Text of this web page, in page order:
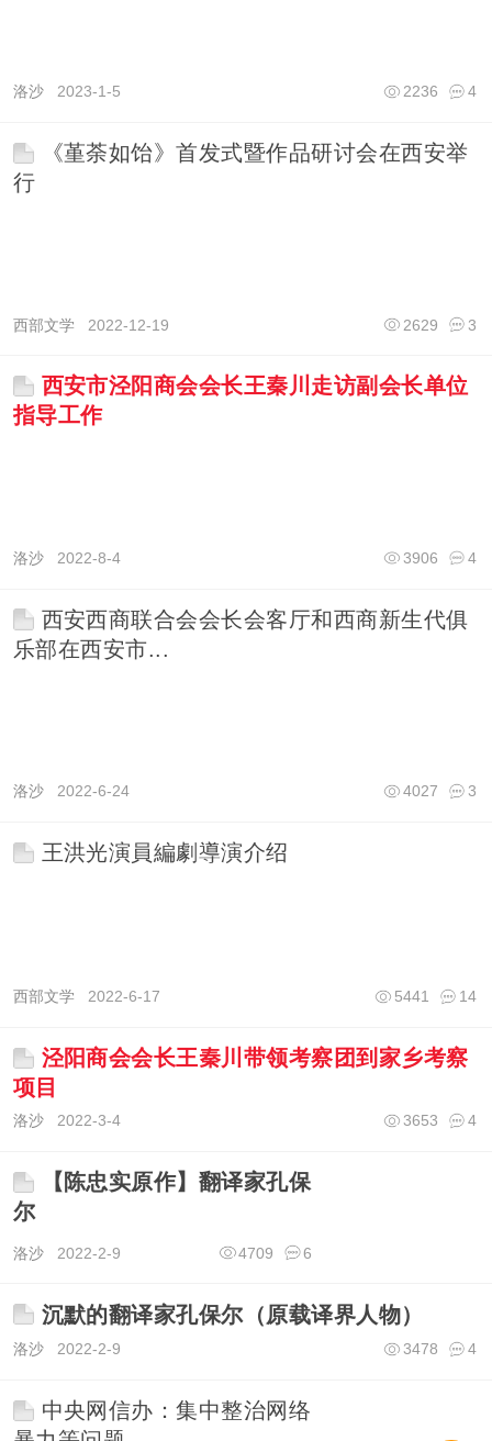
洛沙2023-1-5 4
2236
《堇荼如饴》首发式暨作品研讨会在西安举
行
西部文学 2022-12-19 3
2629
西安市泾阳商会会长王秦川走访副会长单位
指导工作
洛沙2022-8-4 4
3906
西安西商联合会会长会客厅和西商新生代俱
乐部在西安市...
洛沙2022-6-24 3
4027
王洪光演員編劇導演介绍
西部文学 2022-6-17 14
5441
泾阳商会会长王秦川带领考察团到家乡考察
项目
洛沙2022-3-4 4
3653
【陈忠实原作】翻译家孔保
尔
洛沙2022-2-9 6
4709
沉默的翻译家孔保尔（原载译界人物）
洛沙2022-2-9 4
3478
中央网信办：集中整治网络